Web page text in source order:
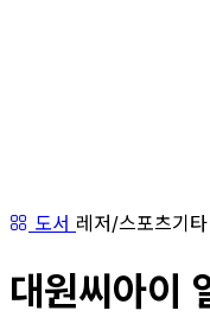
도서 레저/스포츠기타
대원씨아이